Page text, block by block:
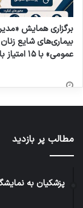
برگزاری همایش
بیماری‌های شایع
عمومی» با ۱۵ امتیاز بازآموزی
مطالب پر بازدید
پزشکیان به